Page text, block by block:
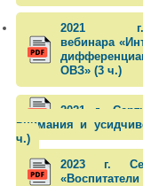
2021 г.
вебинара
ОВЗ» (3 ч.)
2021 г.
внимания и
ч.)
​2023 г.